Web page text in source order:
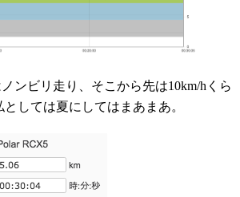
ンビリ走り、そこから先は10km/hくら
しては夏にしてはまあまあ。